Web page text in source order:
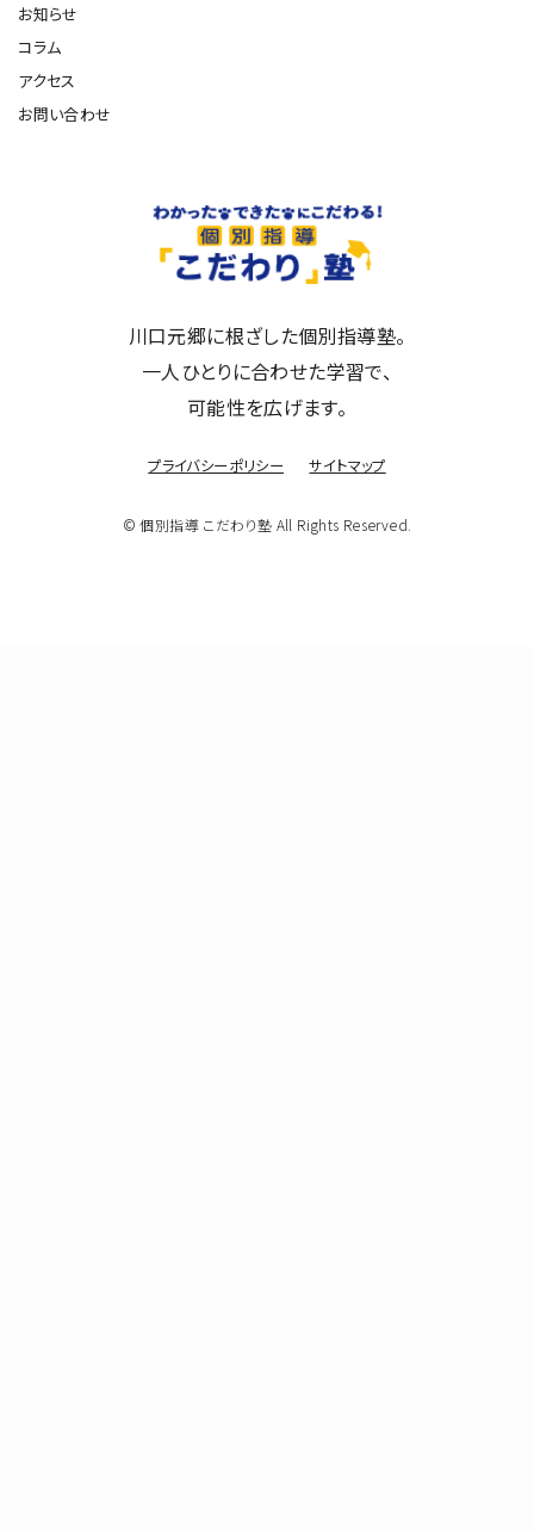
川口元郷に根ざした個別指導塾。
一人ひとりに合わせた学習で、
可能性を広げます。
お知らせ
コラム
アクセス
お問い合わせ
© 個別指導 こだわり塾 All Rights Reserved.
プライバシーポリシー サイトマップ